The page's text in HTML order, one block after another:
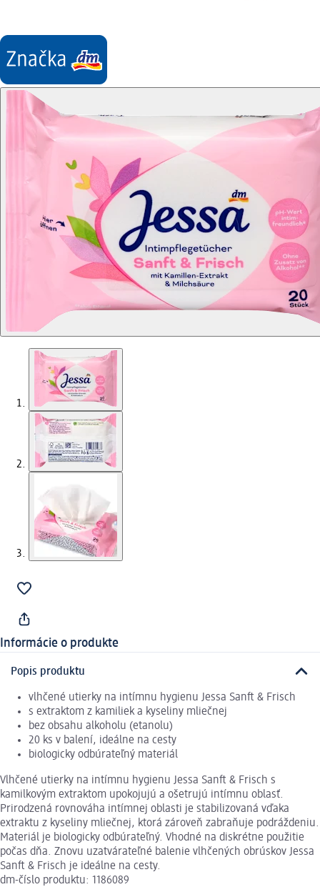
Informácie o produkte
Popis produktu
vlhčené utierky na intímnu hygienu Jessa Sanft & Frisch
s extraktom z kamiliek a kyseliny mliečnej
bez obsahu alkoholu (etanolu)
20 ks v balení, ideálne na cesty
biologicky odbúrateľný materiál
Vlhčené utierky na intímnu hygienu Jessa Sanft & Frisch s
kamilkovým extraktom upokojujú a ošetrujú intímnu oblasť.
Prirodzená rovnováha intímnej oblasti je stabilizovaná vďaka
extraktu z kyseliny mliečnej, ktorá zároveň zabraňuje podráždeniu.
Materiál je biologicky odbúrateľný. Vhodné na diskrétne použitie
počas dňa. Znovu uzatvárateľné balenie vlhčených obrúskov Jessa
Sanft & Frisch je ideálne na cesty.
dm-číslo produktu: 1186089